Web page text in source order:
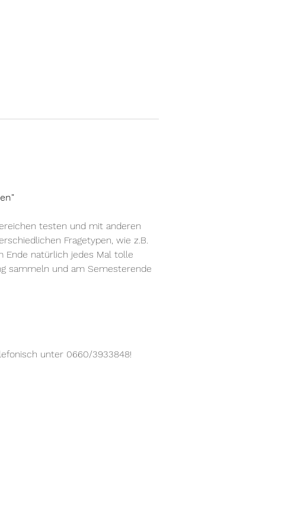
testen und mit anderen
Fragetypen, wie z.B.
Ende natürlich jedes Mal tolle
sammeln und am Semesterende
unter 0660/3933848!